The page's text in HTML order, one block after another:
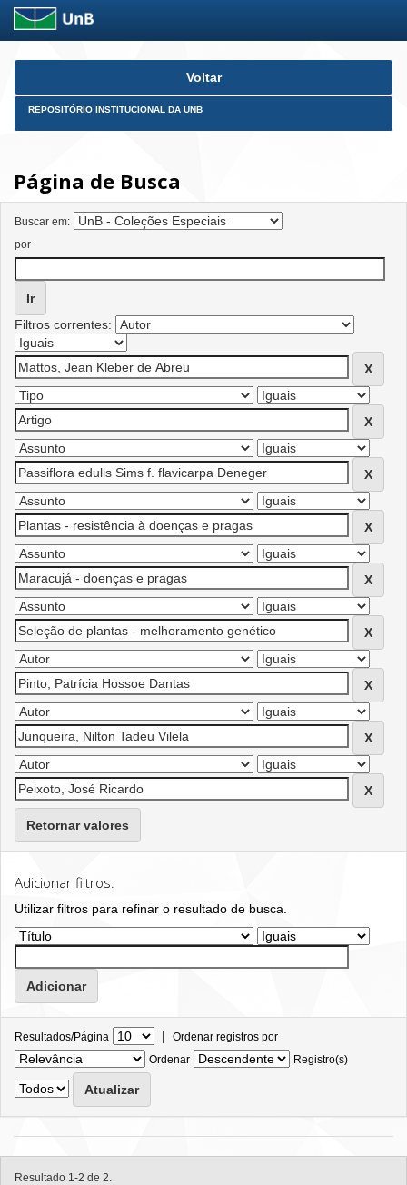
Skip
Voltar
REPOSITÓRIO INSTITUCIONAL DA UNB
Página de Busca
Buscar em:
por
Filtros correntes:
Retornar valores
Adicionar filtros:
Utilizar filtros para refinar o resultado de busca.
Resultados/Página | Ordenar registros por
Ordenar
Registro(s)
Resultado 1-2 de 2.